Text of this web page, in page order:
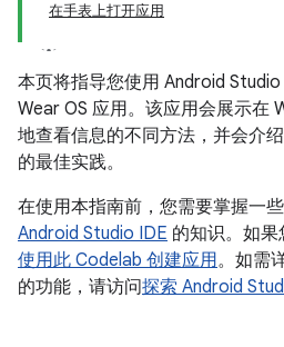
在手表上打开应用
本页将指导您使用 Android
Wear OS 应用。该应用会展示在
地查看信息的不同方法，并会介
的最佳实践。
在使用本指南前，您需要掌握一
Android Studio IDE 的知识。如
使用此 Codelab 创建应用。如需
的功能，请访问探索 Android